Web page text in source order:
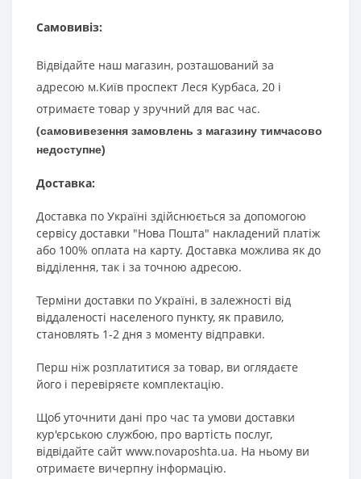
Самовивіз:
Відвідайте наш магазин, розташований за
адресою м.Київ проспект Леся Курбаса, 20 і
отримаєте товар у зручний для вас час.
(самовивезення замовлень з магазину тимчасово
недоступне)
Доставка:
Доставка по Україні здійснюється за допомогою
сервісу доставки "Нова Пошта" накладений платіж
або 100% оплата на карту. Доставка можлива як до
відділення, так і за точною адресою.
Терміни доставки по Україні, в залежності від
віддаленості населеного пункту, як правило,
становлять 1-2 дня з моменту відправки.
Перш ніж розплатитися за товар, ви оглядаєте
його і перевіряєте комплектацію.
Щоб уточнити дані про час та умови доставки
кур'єрською службою, про вартість послуг,
відвідайте сайт www.novaposhta.ua. На ньому ви
отримаєте вичерпну інформацію.